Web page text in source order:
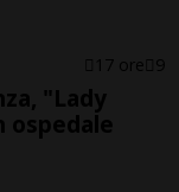
17 ore 9
"Lady
ospedale